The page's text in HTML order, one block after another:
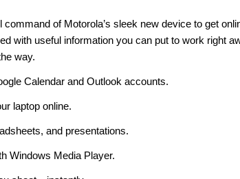
of Motorola’s sleek new device to get
with useful information you can put to work right
way.
Calendar and Outlook accounts.
laptop online.
and presentations.
Windows Media Player.